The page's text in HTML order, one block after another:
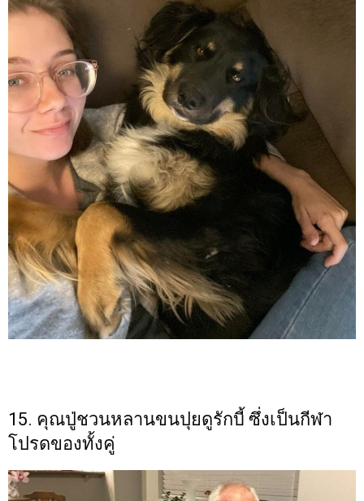
15. คุณปู่ชวนหลานขนปุยดูรักบี้ ซึ่งเป็นกีฬา
โปรดของทั้งคู่